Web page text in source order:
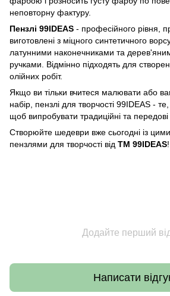
неповторну фактуру.
Пензлі 99IDEAS - професійного рівня,
виготовлені з міцного синтетичного
латунними наконечниками та
ручками. Вiдмiнно підходять для
олійних робіт.
Якщо ви тільки вчитеся малювати або
набір, пензлі для творчості 99IDEAS -
щоб випробувати традиційні та передові
Створюйте шедеври вже сьогодні із
пензлями для творчості від ТМ 99IDEAS!
Додайте перший
Написати